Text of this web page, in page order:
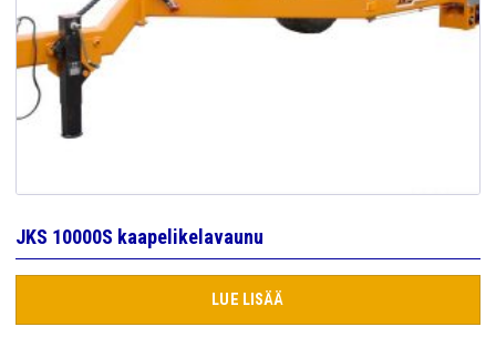
JKS 10000S kaapelikelavaunu
LUE LISÄÄ